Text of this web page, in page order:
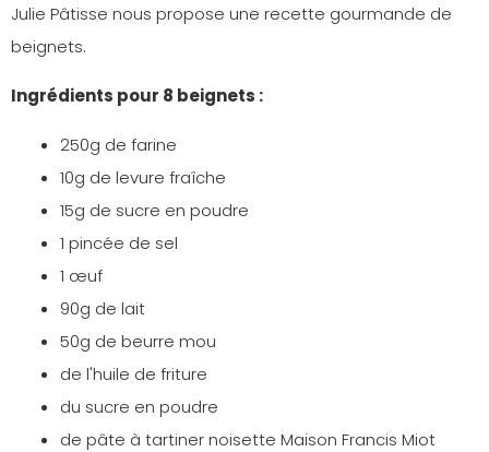
Julie Pâtisse nous propose une recette gourmande de
beignets.
Ingrédients pour 8 beignets :
250g de farine
10g de levure fraîche
15g de sucre en poudre
1 pincée de sel
1 œuf
90g de lait
50g de beurre mou
de l'huile de friture
du sucre en poudre
de pâte à tartiner noisette Maison Francis Miot